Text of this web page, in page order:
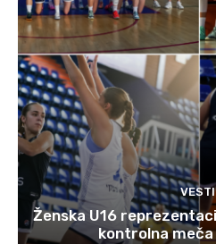
VESTI
Ženska U16
kontrolna